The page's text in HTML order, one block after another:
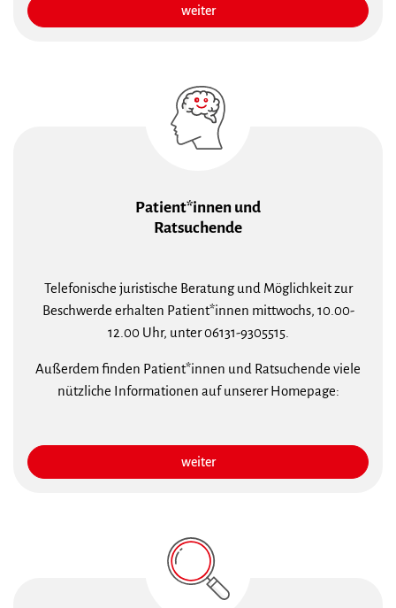
weiter
Patient*innen und
Ratsuchende
Telefonische juristische Beratung und Möglichkeit zur
Beschwerde erhalten Patient*innen mittwochs, 10.00-
12.00 Uhr, unter 06131-9305515.
Außerdem finden Patient*innen und Ratsuchende viele
nützliche Informationen auf unserer Homepage:
weiter